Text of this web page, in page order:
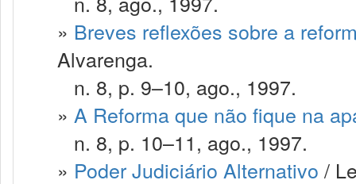
» Breves reflexões sobre a
Alvarenga.
n. 8, p. 9–10, ago., 1997.
» A Reforma que não fique na
n. 8, p. 10–11, ago., 1997.
» Poder Judiciário Alternativo /